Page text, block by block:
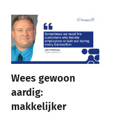
Wees gewoon
aardig:
makkelijker